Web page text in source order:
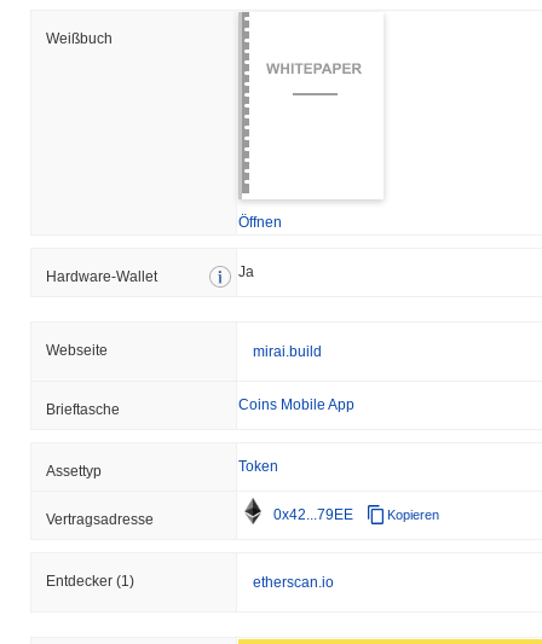
Weißbuch
Öffnen
Hardware-Wallet Ja
Webseite mirai.build
Brieftasche Coins Mobile App
Assettyp Token
Vertragsadresse 0x42...79EE Kopieren
Entdecker (1) etherscan.io